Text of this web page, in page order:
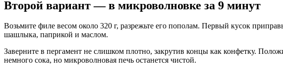
Второй вариант — в микроволновке за 9 минут
Возьмите филе весом около 320 г, разрежьте его пополам. Первый кусок
шашлыка, паприкой и маслом.
Заверните в пергамент не слишком плотно, закрутив концы как конфетку.
немного сока, но микроволновая печь останется чистой.